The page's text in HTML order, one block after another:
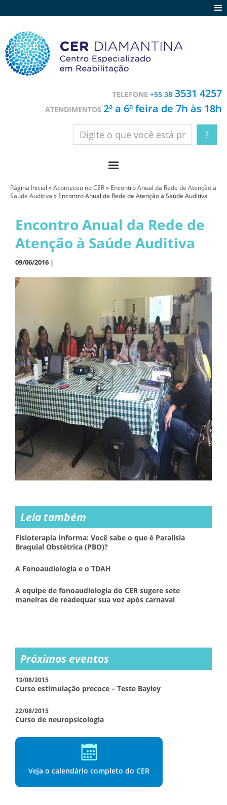
Contato
TELEFONE +55 38 3531 4257
ATENDIMENTOS 2ª a 6ª feira de 7h às 18h
Página Inicial »Aconteceu no CER» Encontro Anual da Rede de Atenção à
Saúde Auditiva » Encontro Anual da Rede de Atenção à Saúde Auditiva
Encontro Anual da Rede de
Atenção à Saúde Auditiva
09/06/2016 |
Leia também
Fisioterapia Informa: Você sabe o que é Paralisia
Braquial Obstétrica (PBO)?
A Fonoaudiologia e o TDAH
A equipe de fonoaudiologia do CER sugere sete
maneiras de readequar sua voz após carnaval
Próximos eventos
13/08/2015
Curso estimulação precoce – Teste Bayley
22/08/2015
Curso de neuropsicologia
Veja o calendário completo do CER